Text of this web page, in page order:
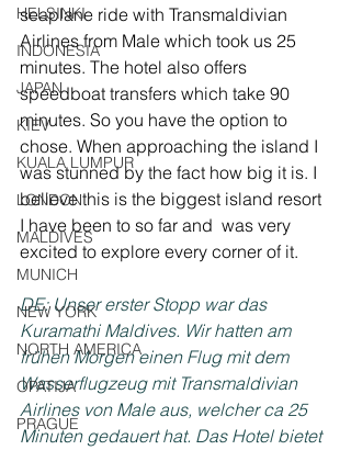
HELSINKI
INDONESIA
JAPAN
KIEV
KUALA LUMPUR
LONDON
MALDIVES
MUNICH
NEW YORK
NORTH AMERICA
OPATIJA
PRAGUE
seaplane ride with Transmaldivian
Airlines from Male which took us 25
minutes. The hotel also offers
speedboat transfers which take 90
minutes. So you have the option to
chose. When approaching the island I
was stunned by the fact how big it is. I
believe this is the biggest island resort
I have been to so far and  was very
excited to explore every corner of it.
DE: Unser erster Stopp war das
Kuramathi Maldives. Wir hatten am
frühen Morgen einen Flug mit dem
Wasserflugzeug mit Transmaldivian
Airlines von Male aus, welcher ca 25
Minuten gedauert hat. Das Hotel bietet